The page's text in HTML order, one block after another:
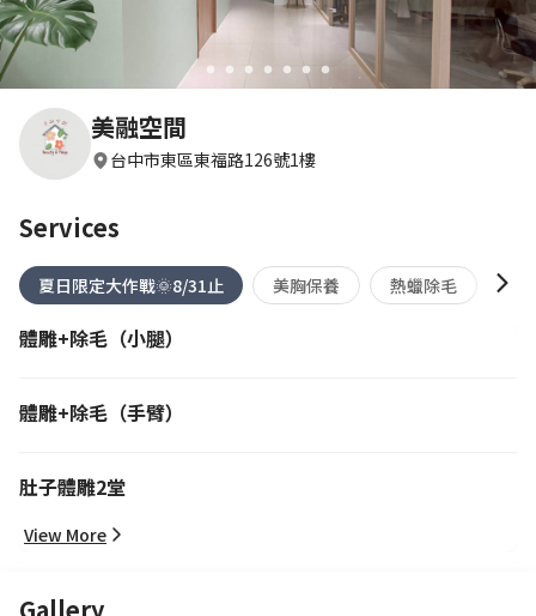
circle circle circle circle circle circle circle
美融空間
台中市東區東福路126號1樓
Services
夏日限定大作戰🌞8/31止 美胸保養 熱蠟除毛 舒
體雕+除毛（小腿）
體雕+除毛（手臂）
肚子體雕2堂
View More